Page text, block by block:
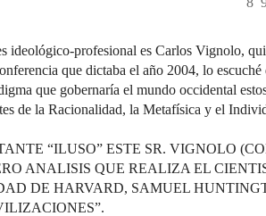
profesional es Carlos Vignolo,
que dictaba el año 2004, lo escuché
que gobernaría el mundo occidental
de la Racionalidad, la Metafísica y el
“ILUSO” ESTE SR. VIGNOLO
ANALISIS QUE REALIZA EL
DE HARVARD, SAMUEL